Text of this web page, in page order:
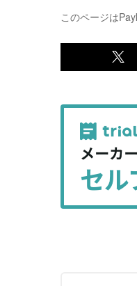
このページは
記
事
を
シ
ェ